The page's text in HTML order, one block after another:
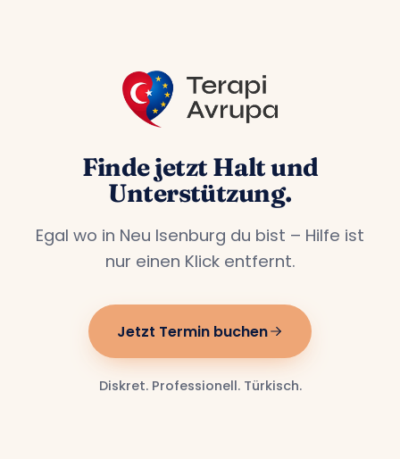
Finde jetzt Halt und
Unterstützung.
Egal wo in Neu Isenburg du bist – Hilfe ist
nur einen Klick entfernt.
Jetzt Termin buchen
Diskret. Professionell. Türkisch.